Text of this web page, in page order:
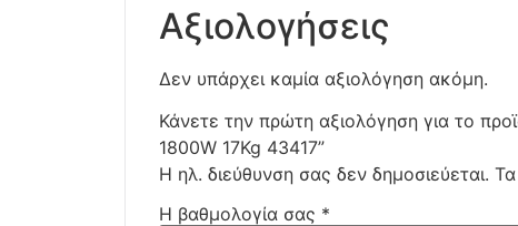
Αξιολογήσεις
Δεν υπάρχει καμία αξιολόγηση ακόμη.
Κάνετε την πρώτη αξιολόγηση για το
1800W 17Kg 43417”
Η ηλ. διεύθυνση σας δεν δημοσιεύεται.
Η βαθμολογία σας *